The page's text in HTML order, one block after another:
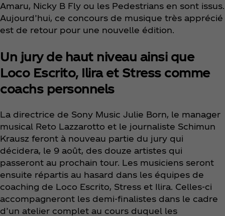
Amaru, Nicky B Fly ou les Pedestrians en sont issus.
Aujourd’hui, ce concours de musique très apprécié
est de retour pour une nouvelle édition.
Un jury de haut niveau ainsi que
Loco Escrito, Ilira et Stress comme
coachs personnels
La directrice de Sony Music Julie Born, le manager
musical Reto Lazzarotto et le journaliste Schimun
Krausz feront à nouveau partie du jury qui
décidera, le 9 août, des douze artistes qui
passeront au prochain tour. Les musiciens seront
ensuite répartis au hasard dans les équipes de
coaching de Loco Escrito, Stress et Ilira. Celles-ci
accompagneront les demi-finalistes dans le cadre
d’un atelier complet au cours duquel les